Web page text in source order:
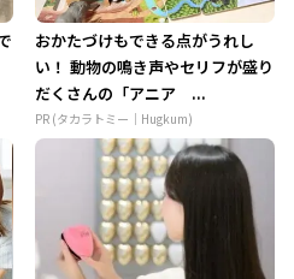
おかたづけもできる点がうれし
い！ 動物の鳴き声やセリフが盛り
だくさんの「アニア ...
PR (タカラトミー｜Hugkum)